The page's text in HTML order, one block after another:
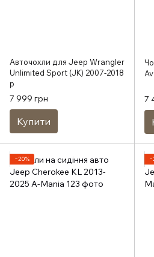
Авточохли для Jeep Wrangler
Unlimited Sport (JK) 2007-2018
р
7 999 грн
Купити
7
−20%